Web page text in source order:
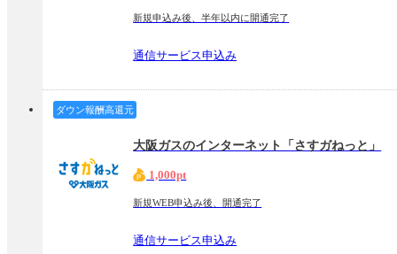
新規申込み後、半年以内に開通完了
通信サービス申込み
ダウン報酬高還元
大阪ガスのインターネット「さすガねっと」
1,000pt
新規WEB申込み後、開通完了
通信サービス申込み